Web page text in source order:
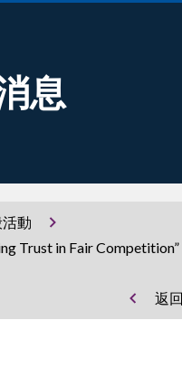
息
動
Trust in Fair Competition”
返